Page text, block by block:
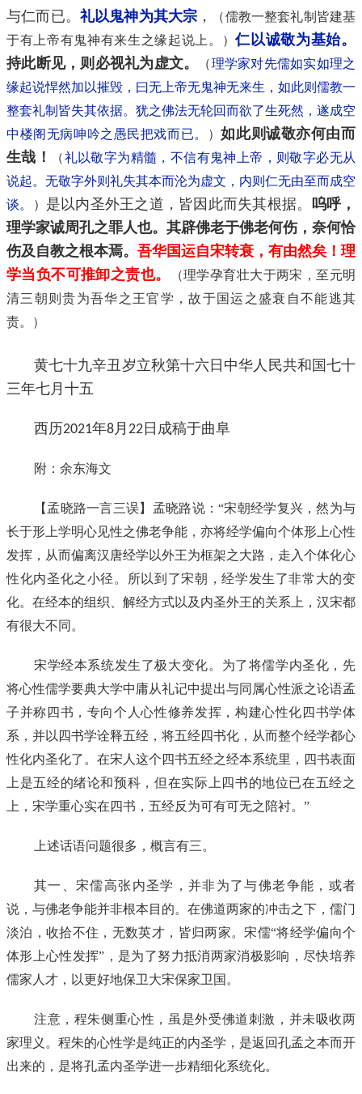
与仁而已。 礼以鬼神为其大宗 ，
（儒教一整套礼制皆建基
于有上帝有鬼神有来生之缘起说上。）仁以诚敬为基始。
持此断见，则必视礼为虚文。
（理学家对先儒如实如理之
缘起说悍然加以摧毁，曰无上帝无鬼神无来生，如此则儒教一
整套礼制皆失其依据。犹之佛法无轮回而欲了生死然，遂成空
中楼阁无病呻吟之愚民把戏而已。
）如此则诚敬亦何由而
生哉！
（礼以敬字为精髓，不信有鬼神上帝，则敬字必无从
说起。无敬字外则礼失其本而沦为虚文，内则仁无由至而成空
谈。
） 是以内圣外王之道，皆因此而失其根据。
呜呼，
理学家诚周孔之罪人也。其辟佛老于佛老何伤，奈何恰
伤及自教之根本焉。 吾华国运自宋转衰，有由然矣！理
学当负不可推卸之责也。
（理学孕育壮大于两宋，至元明
清三朝则贵为吾华之王官学，故于国运之盛衰自不能逃其
责。）
黄七十九辛丑岁立秋第十六日中华人民共和国七十
三年七月十五
西历2021年8 月 22日成稿于曲阜
附：余东海文
【孟晓路一言三误】孟晓路说：“宋朝经学复兴，然为与
长于形上学明心见性之佛老争能，亦将经学偏向个体形上心性
发挥，从而偏离汉唐经学以外王为框架之大路，走入个体化心
性化内圣化之小径。所以到了宋朝，经学发生了非常大的变
化。在经本的组织、解经方式以及内圣外王的关系上，汉宋都
有很大不同。
宋学经本系统发生了极大变化。为了将儒学内圣化，先
将心性儒学要典大学中庸从礼记中提出与同属心性派之论语孟
子并称四书，专向个人心性修养发挥，构建心性化四书学体
系，并以四书学诠释五经，将五经四书化，从而整个经学都心
性化内圣化了。在宋人这个四书五经之经本系统里，四书表面
上是五经的绪论和预科，但在实际上四书的地位已在五经之
上，宋学重心实在四书，五经反为可有可无之陪衬。”
上述话语问题很多，概言有三。
其一、宋儒高张内圣学，并非为了与佛老争能，或者
说，与佛老争能并非根本目的。在佛道两家的冲击之下，儒门
淡泊，收拾不住，无数英才，皆归两家。宋儒“将经学偏向个
体形上心性发挥”，是为了努力抵消两家消极影响，尽快培养
儒家人才，以更好地保卫大宋保家卫国。
注意，程朱侧重心性，虽是外受佛道刺激，并未吸收两
家理义。程朱的心性学是纯正的内圣学，是返回孔孟之本而开
出来的，是将孔孟内圣学进一步精细化系统化。